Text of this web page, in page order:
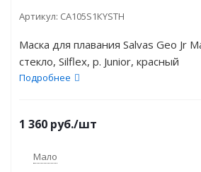
Артикул: CA105S1КYSTH
Маска для плавания Salvas Geo Jr
стекло, Silflex, р. Junior, красный
Подробнее
1 360 руб./шт
Мало